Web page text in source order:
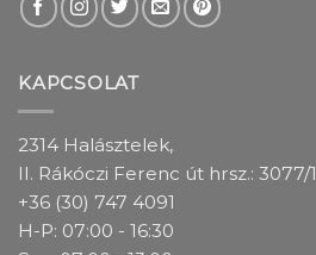
KAPCSOLAT
2314 Halásztelek,
II. Rákóczi Ferenc út hrsz.: 3077/1
+36 (30) 747 4091
H-P: 07:00 - 16:30